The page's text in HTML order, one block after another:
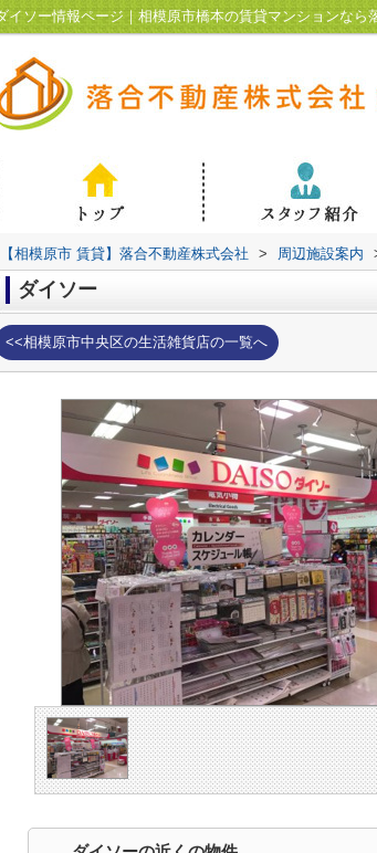
イソー情報ページ｜相模原市橋本の賃貸マンションなら
【相模原市 賃貸】落合不動産株式会社 > 周辺施設案内
ダイソー
<<相模原市中央区の生活雑貨店の一覧へ